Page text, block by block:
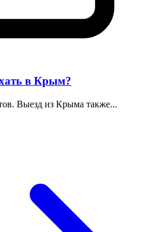
в Крым?
Выезд из Крыма также...